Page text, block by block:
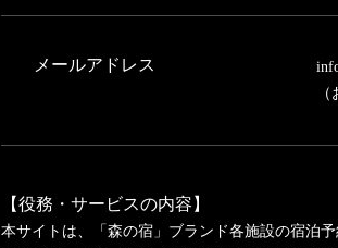
メールアドレス
【役務・サービスの内容】
本サイトは、「森の宿」ブランド各施設の宿泊